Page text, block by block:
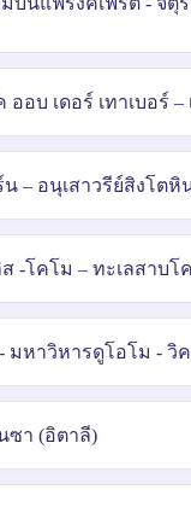
ออบ เดอร์ เทาเบอร์
น – อนุเสาวรีย์สิงโต
-โคโม – ทะเลสาบโ
- มหาวิหารดูโอโม - วิ
ซา (อิตาลี)